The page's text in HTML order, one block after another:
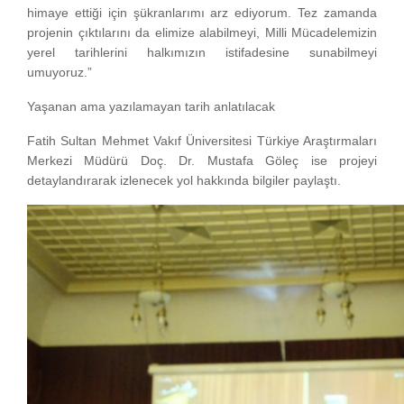
himaye ettiği için şükranlarımı arz ediyorum. Tez zamanda
projenin çıktılarını da elimize alabilmeyi, Milli Mücadelemizin
yerel tarihlerini halkımızın istifadesine sunabilmeyi
umuyoruz.”
Yaşanan ama yazılamayan tarih anlatılacak
Fatih Sultan Mehmet Vakıf Üniversitesi Türkiye Araştırmaları
Merkezi Müdürü Doç. Dr. Mustafa Göleç ise projeyi
detaylandırarak izlenecek yol hakkında bilgiler paylaştı.